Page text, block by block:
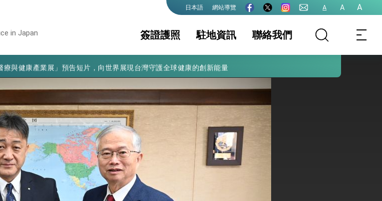
日本語 網站導覽 A A A
in Japan 簽證護照
服務項目 領務最新資訊
護照
結離婚登記
赴台
領務規費收費數額
駐地資訊
簽證及入境須知 國家相關資訊
生活資訊
消保及性平諮詢機
構
聯絡我們
化台美交流合作
與健康產業展」預告短片，向世界展現台灣守護全球健康的創新能量
一步
將以3大面向加速臺灣經濟轉型升級 籲請立院全力支持並盡速通過
項產品豁免對等關稅